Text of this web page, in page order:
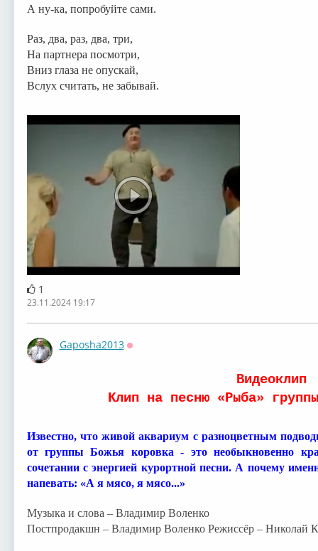
А ну-ка, попробуйте сами.
Раз, два, раз, два, три,
На партнера посмотри,
Вниз глаза не опускай,
Вслух считать, не забывай.
1
23.11.2024 19:17
Gaposha2013
⁣Видеоклип
Клип на песню «Рыба»
Известно, что живой аквариум с разноцветным
от группы Божья коровка - это необыкновенно
сочетании с энергией курортной песни. А почему
напевать: «А я мясо, я мясо...»
Музыка и слова – Владимир Воленко
Постпродакшн – Владимир Воленко Режиссёр – Николай